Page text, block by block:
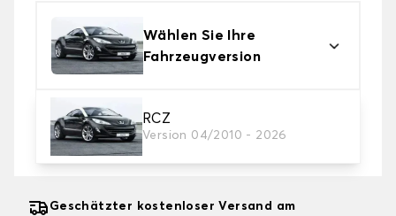
Wählen Sie Ihre
Fahrzeugversion
RCZ
Version 04/2010 - 2026
2. Schutzniveau
Wählen Sie die passende Abdeckplane für Ihre
Bedürfnisse aus
Geschätzter kostenloser Versand am